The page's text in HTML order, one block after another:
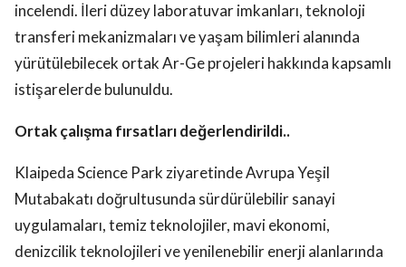
incelendi. İleri düzey laboratuvar imkanları, teknoloji
transferi mekanizmaları ve yaşam bilimleri alanında
yürütülebilecek ortak Ar-Ge projeleri hakkında kapsamlı
istişarelerde bulunuldu.
Ortak çalışma fırsatları değerlendirildi..
Klaipeda Science Park ziyaretinde Avrupa Yeşil
Mutabakatı doğrultusunda sürdürülebilir sanayi
uygulamaları, temiz teknolojiler, mavi ekonomi,
denizcilik teknolojileri ve yenilenebilir enerji alanlarında